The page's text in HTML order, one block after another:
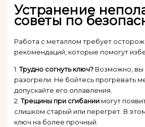
Устранение
советы по
Работа с металлом требует
рекомендаций, которые помогут
1. Трудно согнуть ключ?Возможно, вы
разогрели. Не бойтесь прогревать
допускайте его оплавления.
2. Трещины при сгибаниимогут
слишком старый или перегрет. В
ключ на более прочный.